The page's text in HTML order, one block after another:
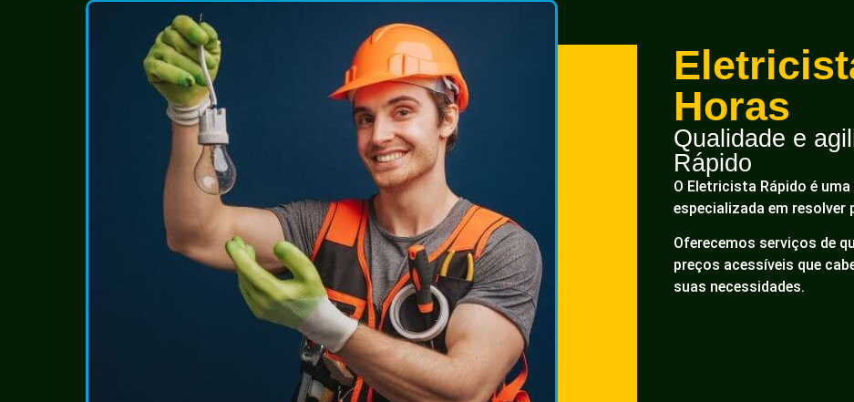
Horas
Qualidade e
Rápido
O Eletricista Rápido é
especializada em
Oferecemos serviços de
preços acessíveis que
suas necessidades.